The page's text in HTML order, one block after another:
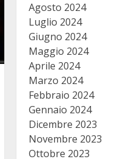
Agosto 2024
Luglio 2024
Giugno 2024
Maggio 2024
Aprile 2024
Marzo 2024
Febbraio 2024
Gennaio 2024
Dicembre 2023
Novembre 2023
Ottobre 2023